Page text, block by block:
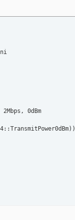
2Mbps, 0dBm